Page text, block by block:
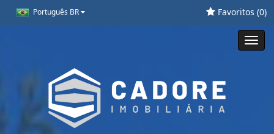
Português BR Favoritos (0)